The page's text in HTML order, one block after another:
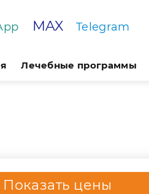
MAX Telegram
Лечебные программы
Показать цены